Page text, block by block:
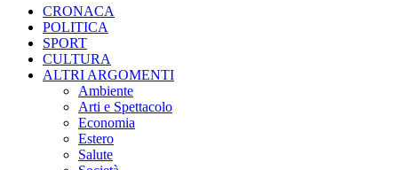
CRONACA
POLITICA
SPORT
CULTURA
ALTRI ARGOMENTI
Ambiente
Arti e Spettacolo
Economia
Estero
Salute